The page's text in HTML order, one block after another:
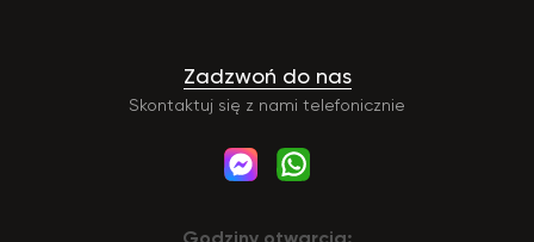
Skontaktuj się z nami telefonicznie
Zadzwoń do nas
Godziny otwarcia: